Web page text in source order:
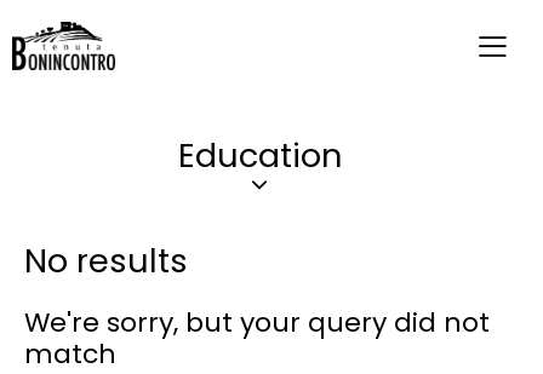
Education
No results
We're sorry, but your query did not
match